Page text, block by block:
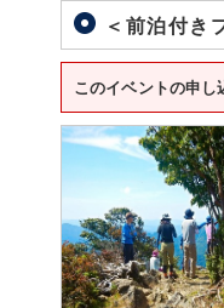
＜前泊付き
このイベントの申し